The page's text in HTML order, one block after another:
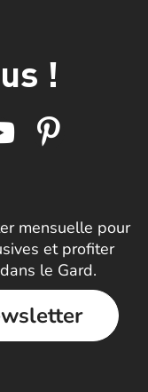
!
mensuelle pour
et profiter
le Gard.